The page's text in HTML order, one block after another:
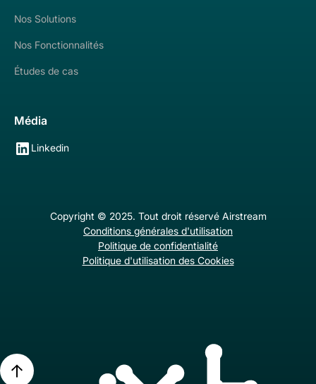
Nos Solutions
Nos Fonctionnalités
Études de cas
Média
Linkedin
Copyright © 2025. Tout droit réservé Airstream
Conditions générales d'utilisation
Politique de confidentialité
Politique d'utilisation des Cookies